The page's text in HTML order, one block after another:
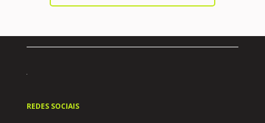
REDES SOCIAIS